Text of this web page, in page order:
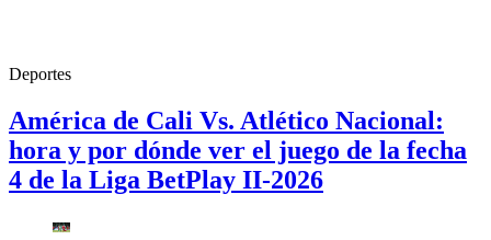
Deportes
América de Cali Vs. Atlético Nacional:
hora y por dónde ver el juego de la fecha
4 de la Liga BetPlay II-2026